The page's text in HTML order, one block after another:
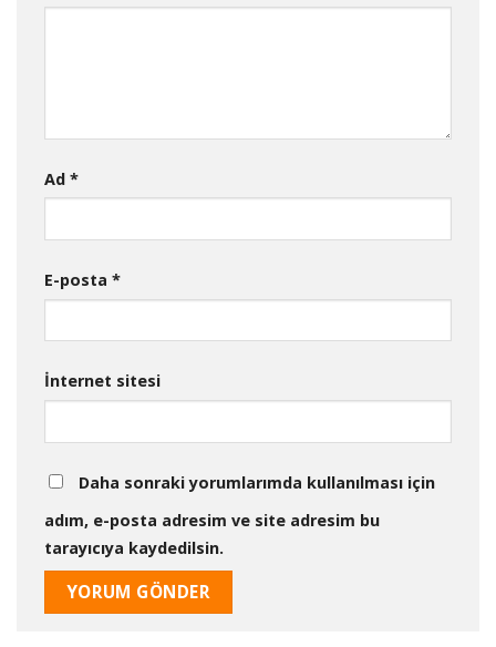
Ad *
E-posta *
İnternet sitesi
Daha sonraki yorumlarımda kullanılması için
adım, e-posta adresim ve site adresim bu
tarayıcıya kaydedilsin.